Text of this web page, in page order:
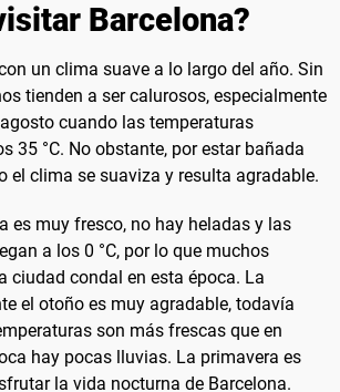
Barcelona?
un clima suave a lo largo del año. Sin
tienden a ser calurosos, especialmente
cuando las temperaturas
35 °C. No obstante, por estar bañada
el clima se suaviza y resulta agradable.
es muy fresco, no hay heladas y las
a los 0 °C, por lo que muchos
ciudad condal en esta época. La
el otoño es muy agradable, todavía
son más frescas que en
hay pocas lluvias. La primavera es
la vida nocturna de Barcelona.